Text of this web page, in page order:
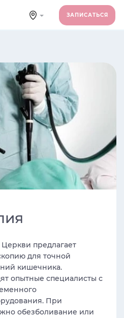
ЗАПИСАТЬСЯ
предлагает
для точной
кишечника.
опытные специалисты с
При
обезболивание или